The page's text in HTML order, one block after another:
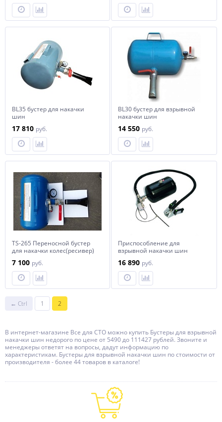
BL35 бустер для накачки
шин
17 810 руб.
BL30 бустер для взрывной
накачки шин
14 550 руб.
TS-265 Переносной бустер
для накачки колес(ресивер)
7 100 руб.
Приспособление для
взрывной накачки шин
16 890 руб.
← Ctrl 1 2
В интернет-магазине Все для СТО можно купить Бустеры для взрывной
накачки шин недорого по цене от 5490 до 111427 рублей. Звоните и
менеджеры ответят на вопросы, дадут информацию по
характеристикам. Бустеры для взрывной накачки шин по стоимости от
производителя - более 44 товаров в каталоге!